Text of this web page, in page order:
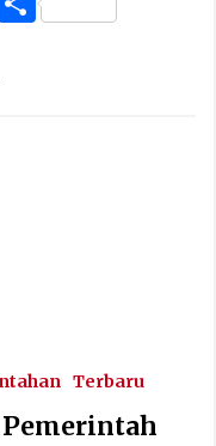
Terbaru
Pemerintah